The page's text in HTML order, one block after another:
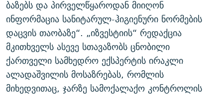
ბაზებს და პირველწყაროდან მიიღონ
ინფორმაცია სანიტარულ-ჰიგიენური ნორმების
დაცვის თაობაზე“. „იზვესტიის“ რედაქცია
მკითხველს ასევე სთავაზობს ცნობილი
ქართველი სამხედრო ექსპერტის ირაკლი
ალადაშვილის მოსაზრებას, რომლის
მიხედვითაც, ჯარზე სამოქალაქო კონტროლის